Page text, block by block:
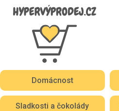
Domácnost
Sladkosti a čokolády